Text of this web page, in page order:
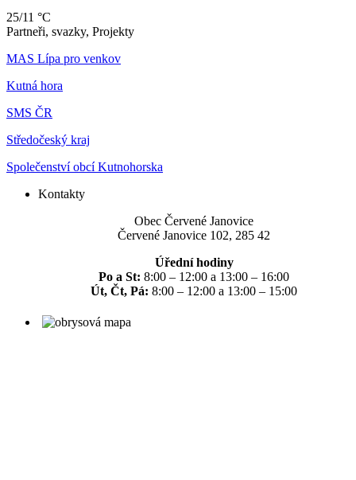
25/11 °C
Partneři, svazky, Projekty
MAS Lípa pro venkov
Kutná hora
SMS ČR
Středočeský kraj
Společenství obcí Kutnohorska
Kontakty
Obec Červené Janovice
Červené Janovice 102, 285 42
Úřední hodiny
Po a St: 8:00 – 12:00 a 13:00 – 16:00
Út, Čt, Pá: 8:00 – 12:00 a 13:00 – 15:00